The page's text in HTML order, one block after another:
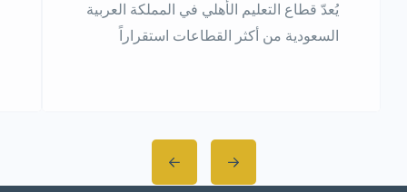
يُعدّ قطاع التعليم الأهلي في المملكة العربية
السعودية من أكثر القطاعات استقراراً
الاقتصادية. ومع تنامي الطبقة المتوسطة،
وتصاعد الوعي الأسري بجودة التعليم،